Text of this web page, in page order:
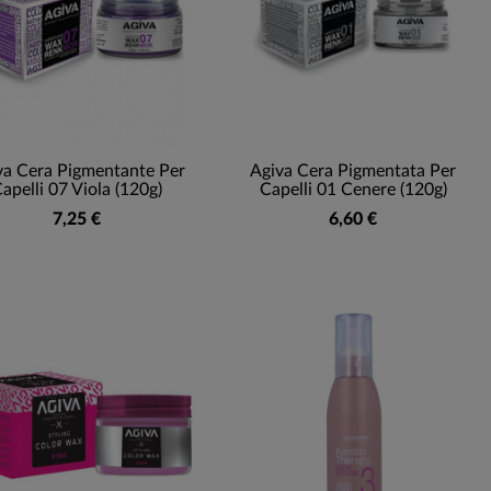
Cera Pigmentante Per
07 Viola (120g)
7,25 €
Agiva Cera Pigmentata Per
Capelli 01 Cenere (120g)
6,60 €